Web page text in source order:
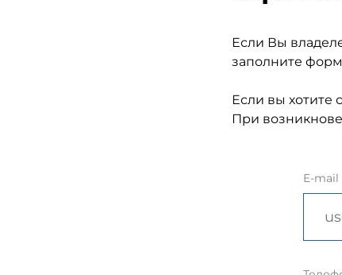
Если Вы
заполните
Если вы хотите
При
E-mail